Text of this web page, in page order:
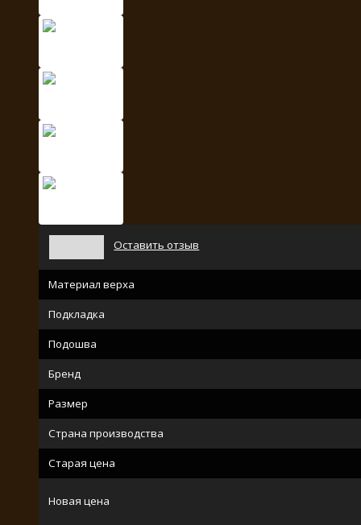
Оставить отзыв
Материал верха
Подкладка
Подошва
Бренд
Размер
Страна производства
Старая цена
Новая цена